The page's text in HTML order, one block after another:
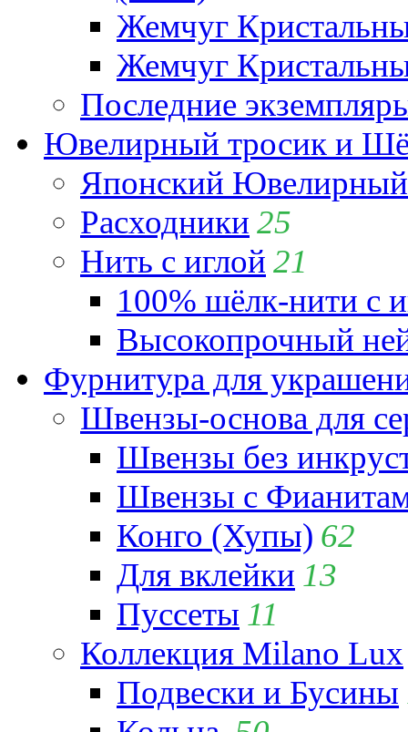
Жемчуг
Жемчуг
Последние
Ювелирный тросик и
Японский
Расходники 25
Нить с иглой 21
100% шёлк-нити с
Высокопрочный
Фурнитура для
Швензы-основа для
Швензы без
Швензы с
Конго (Хупы) 62
Для вклейки 13
Пуссеты 11
Коллекция Milano Lux
Подвески и Бусины